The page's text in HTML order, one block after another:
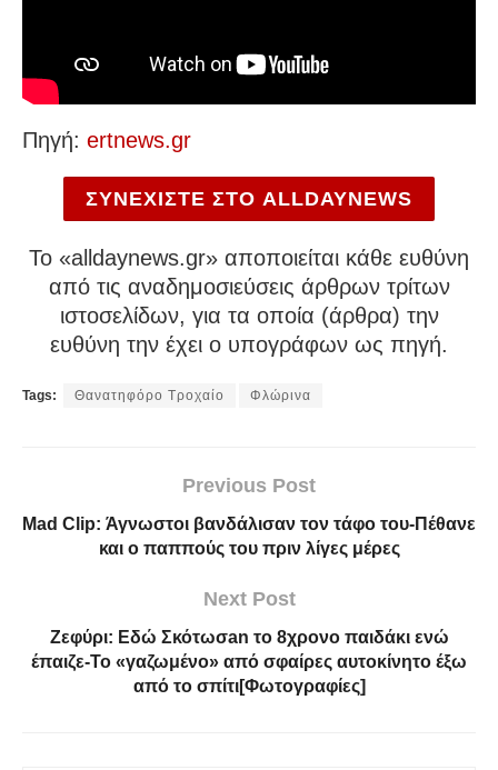
Πηγή: ertnews.gr
ΣΥΝΕΧΙΣΤΕ ΣΤΟ ALLDAYNEWS
To «alldaynews.gr» αποποιείται κάθε ευθύνη
από τις αναδημοσιεύσεις άρθρων τρίτων
ιστοσελίδων, για τα οποία (άρθρα) την
ευθύνη την έχει ο υπογράφων ως πηγή.
Tags: Θανατηφόρο Τροχαίο Φλώρινα
Previous Post
Mad Clip: Άγνωστοι βανδάλισαν τον τάφο του-Πέθανε
και ο παππούς του πριν λίγες μέρες
Next Post
Ζεφύρι: Εδώ Σκότωσan το 8χρονο παιδάκι ενώ
έπαιζε-Το «γαζωμένο» από σφαίρες αυτοκίνητο έξω
από το σπίτι[Φωτογραφίες]